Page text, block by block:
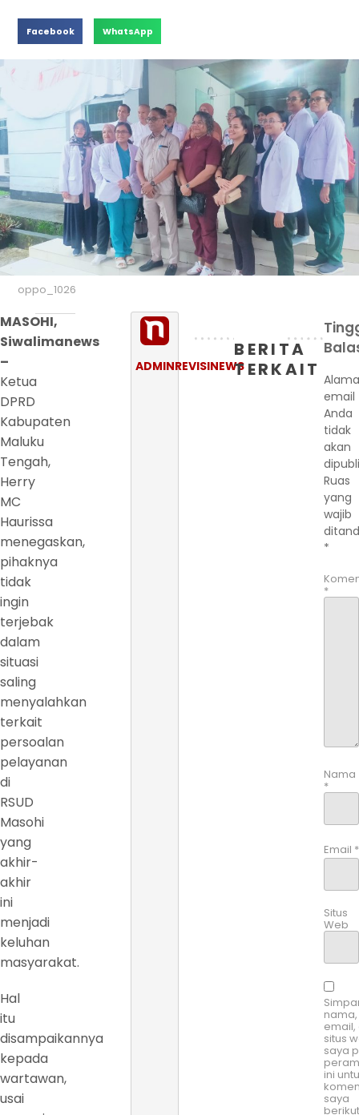
Facebook WhatsApp
oppo_1026
MASOHI,
Siwalimanews
–
Ketua
DPRD
Kabupaten
Maluku
Tengah,
Herry
MC
Haurissa
menegaskan,
pihaknya
tidak
ingin
terjebak
dalam
situasi
saling
menyalahkan
terkait
persoalan
pelayanan
di
RSUD
Masohi
yang
akhir-
akhir
ini
menjadi
keluhan
masyarakat.
Hal
itu
disampaikannya
kepada
wartawan,
usai
ADMINREVISINEWS
BERITA
TERKAIT
email
Anda
tidak
akan
Ruas
yang
wajib
*
*
Nama
*
Email *
Situs
Web
nama,
email,
situs
saya
ini
saya